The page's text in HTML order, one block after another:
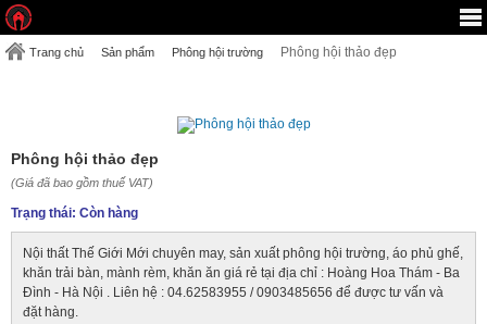
Trang chủ Sản phẩm Phông hội trường Phông hội thảo đẹp
Phông hội thảo đẹp
(Giá đã bao gồm thuế VAT)
Trạng thái: Còn hàng
Nội thất Thế Giới Mới chuyên may, sản xuất phông hội trường, áo phủ ghế,
khăn trải bàn, mành rèm, khăn ăn giá rẻ tại địa chỉ : Hoàng Hoa Thám - Ba
Đình - Hà Nội . Liên hệ : 04.62583955 / 0903485656 để được tư vấn và
đặt hàng.